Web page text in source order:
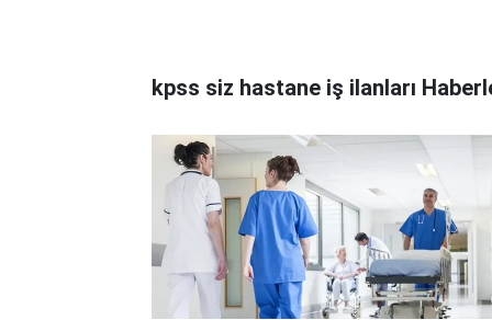
kpss siz hastane iş ilanları